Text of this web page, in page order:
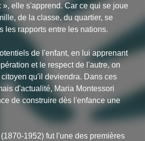
elle s'apprend. Car ce qui se joue
de la classe, du quartier, se
les rapports entre les nations.
de l'enfant, en lui apprenant
et le respect de l'autre, on
qu'il deviendra. Dans ces
d'actualité, Maria Montessori
de construire dès l'enfance une
(1870-1952) fut l'une des premières